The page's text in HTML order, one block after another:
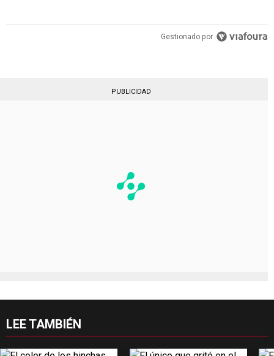
Gestionado por
PUBLICIDAD
LEE TAMBIÉN